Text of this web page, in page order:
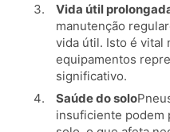
Vida útil
manutenção
vida útil. Isto é vital
equipamentos
significativo.
Saúde do solo
insuficiente podem